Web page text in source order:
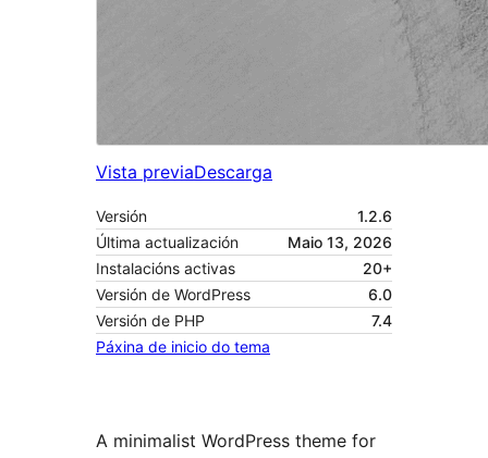
Vista previaDescarga
Versión
1.2.6
Última actualización
Maio 13, 2026
Instalacións activas
20+
Versión de WordPress
6.0
Versión de PHP
7.4
Páxina de inicio do tema
A minimalist WordPress theme for